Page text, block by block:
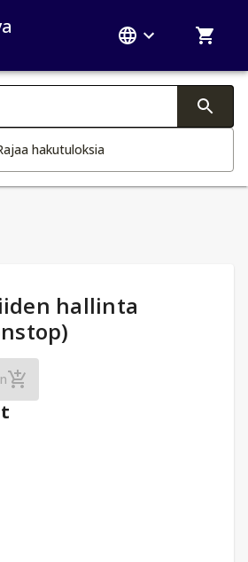
hakutuloksia
:
hallinta
niiden hallinta (YAMK, nonstop)